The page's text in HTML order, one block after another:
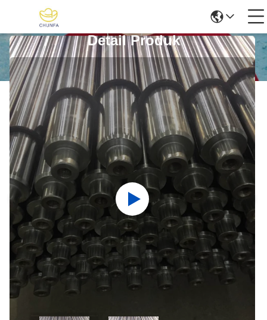
Detail Produk